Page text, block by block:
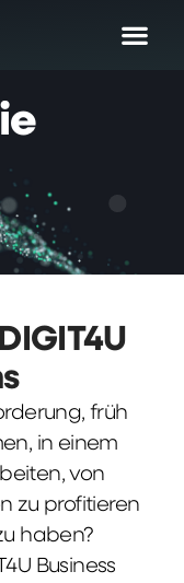
früh
in einem
von
zu profitieren
haben?
Business